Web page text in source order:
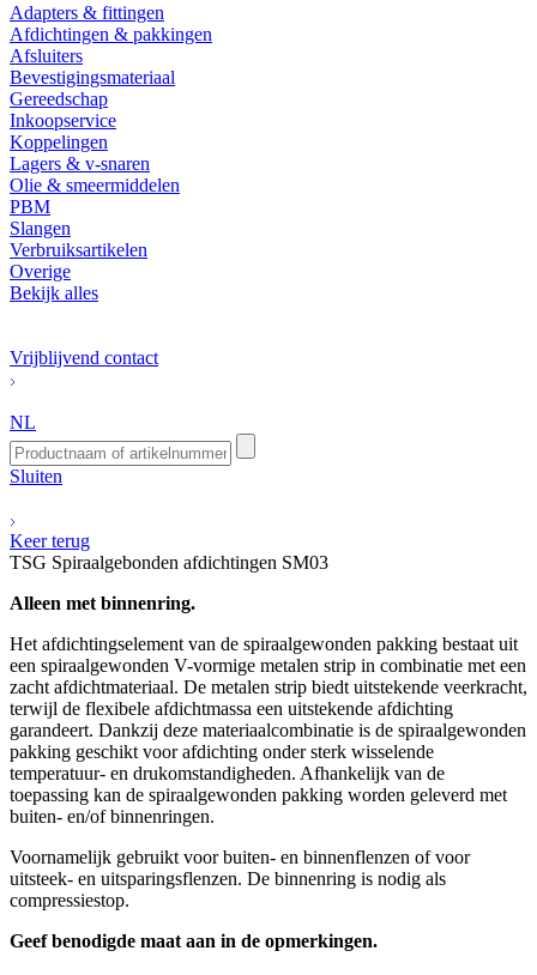
Adapters & fittingen
Afdichtingen & pakkingen
Afsluiters
Bevestigingsmateriaal
Gereedschap
Inkoopservice
Koppelingen
Lagers & v-snaren
Olie & smeermiddelen
PBM
Slangen
Verbruiksartikelen
Overige
Bekijk alles
Vrijblijvend contact
NL
Sluiten
Keer terug
TSG Spiraalgebonden afdichtingen SM03
Alleen met binnenring.
Het afdichtingselement van de spiraalgewonden pakking bestaat uit
een spiraalgewonden V-vormige metalen strip in combinatie met een
zacht afdichtmateriaal. De metalen strip biedt uitstekende veerkracht,
terwijl de flexibele afdichtmassa een uitstekende afdichting
garandeert. Dankzij deze materiaalcombinatie is de spiraalgewonden
pakking geschikt voor afdichting onder sterk wisselende
temperatuur- en drukomstandigheden. Afhankelijk van de
toepassing kan de spiraalgewonden pakking worden geleverd met
buiten- en/of binnenringen.
Voornamelijk gebruikt voor buiten- en binnenflenzen of voor
uitsteek- en uitsparingsflenzen. De binnenring is nodig als
compressiestop.
Geef benodigde maat aan in de opmerkingen.